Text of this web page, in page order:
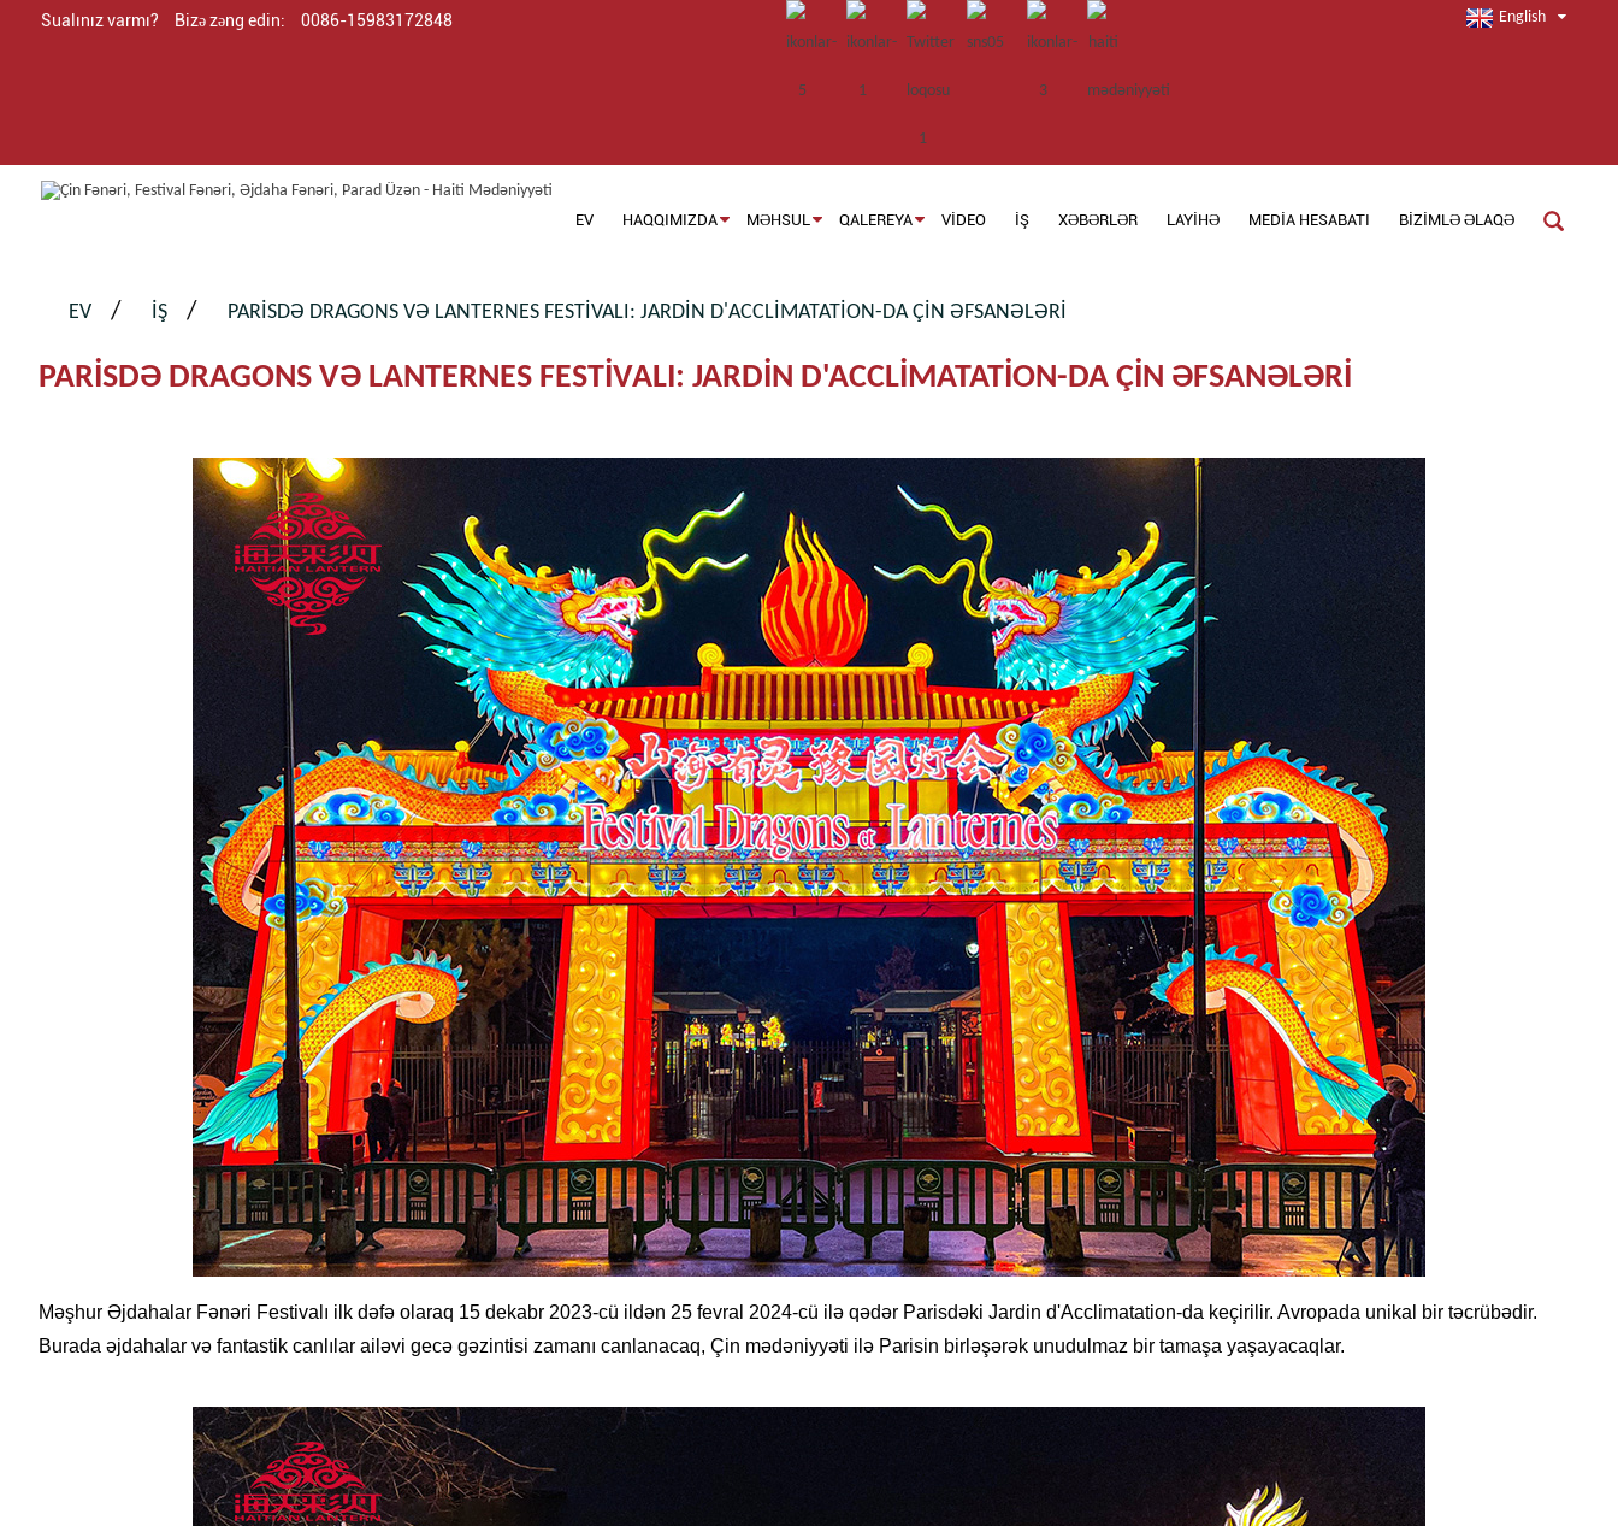
Sualınız varmı? Bizə zəng edin: 0086-15983172848 English
EV HAQQIMIZDA MƏHSUL QALEREYA VIDEO İŞ XƏBƏRLƏR LAYIHƏ MEDIA HESABATI BIZIMLƏ ƏLAQƏ
EV İŞ PARISDƏ DRAGONS VƏ LANTERNES FESTIVALI: JARDIN D'ACCLIMATATION-DA ÇIN ƏFSANƏLƏRI
PARISDƏ DRAGONS VƏ LANTERNES FESTIVALI: JARDIN D'ACCLIMATATION-DA ÇIN ƏFSANƏLƏRI
Məşhur Əjdahalar Fənəri Festivalı ilk dəfə olaraq 15 dekabr 2023-cü ildən 25 fevral 2024-cü ilə qədər Parisdəki Jardin d'Acclimatation-da keçirilir. Avropada unikal bir təcrübədir.
Burada əjdahalar və fantastik canlılar ailəvi gecə gəzintisi zamanı canlanacaq, Çin mədəniyyəti ilə Parisin birləşərək unudulmaz bir tamaşa yaşayacaqlar.